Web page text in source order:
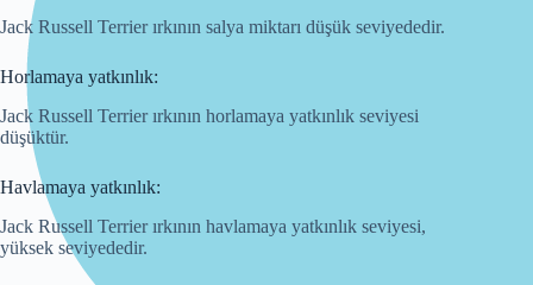
Jack Russell Terrier ırkının salya miktarı düşük seviyededir.
Horlamaya yatkınlık:
Jack Russell Terrier ırkının horlamaya yatkınlık seviyesi
düşüktür.
Havlamaya yatkınlık:
Jack Russell Terrier ırkının havlamaya yatkınlık seviyesi,
yüksek seviyededir.